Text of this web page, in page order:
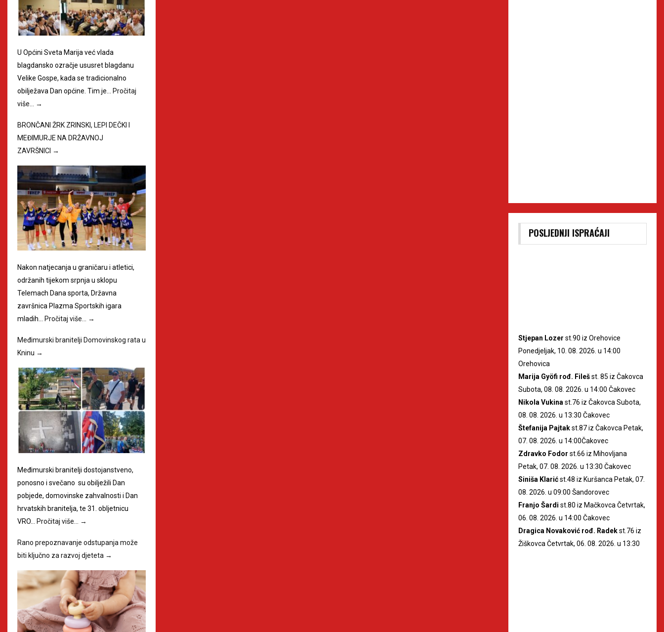
U Općini Sveta Marija već vlada
blagdansko ozračje ususret blagdanu
Velike Gospe, kada se tradicionalno
obilježava Dan općine. Tim je… Pročitaj
više…
→
BRONČANI ŽRK ZRINSKI, LEPI DEČKI I
MEĐIMURJE NA DRŽAVNOJ
ZAVRŠNICI →
Nakon natjecanja u graničaru i atletici,
održanih tijekom srpnja u sklopu
Telemach Dana sporta, Državna
završnica Plazma Sportskih igara
mladih… Pročitaj više… →
Međimurski branitelji Domovinskog rata u
Kninu →
Međimurski branitelji dostojanstveno,
ponosno i svečano su obilježili Dan
pobjede, domovinske zahvalnosti i Dan
hrvatskih branitelja, te 31. obljetnicu
VRO…
Pročitaj više… →
Rano prepoznavanje odstupanja može
biti ključno za razvoj djeteta →
POSLJEDNJI ISPRAĆAJI
Stjepan Lozer st.90 iz Orehovice
Ponedjeljak, 10. 08. 2026. u 14:00
Orehovica
Marija Gyöfi rođ. Filešst. 85 iz Čakovca
Subota, 08. 08. 2026. u 14:00 Čakovec
Nikola Vukina st.76 iz Čakovca Subota,
08. 08. 2026. u 13:30 Čakovec
Štefanija Pajtakst.87 iz Čakovca Petak,
07. 08. 2026. u 14:00Čakovec
Zdravko Fodor st.66 iz Mihovljana
Petak, 07. 08. 2026. u 13:30 Čakovec
Siniša Klarićst.48 iz Kuršanca Petak, 07.
08. 2026. u 09:00 Šandorovec
Franjo Šardi st.80 iz Mačkovca Četvrtak,
06. 08. 2026. u 14:00 Čakovec
Dragica Novaković rođ. Radekst.76 iz
Žiškovca Četvrtak, 06. 08. 2026. u 13:30